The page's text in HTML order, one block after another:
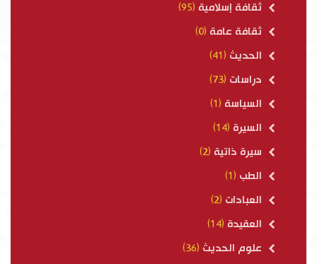
ثقافة إسلامية (95)
ثقافة عامة (0)
الحديث (41)
دراسات (73)
السياسة (1)
السيرة (14)
سيرة ذاتية (2)
الطب (1)
العبادات (2)
العقيدة (14)
علوم الحديث (36)